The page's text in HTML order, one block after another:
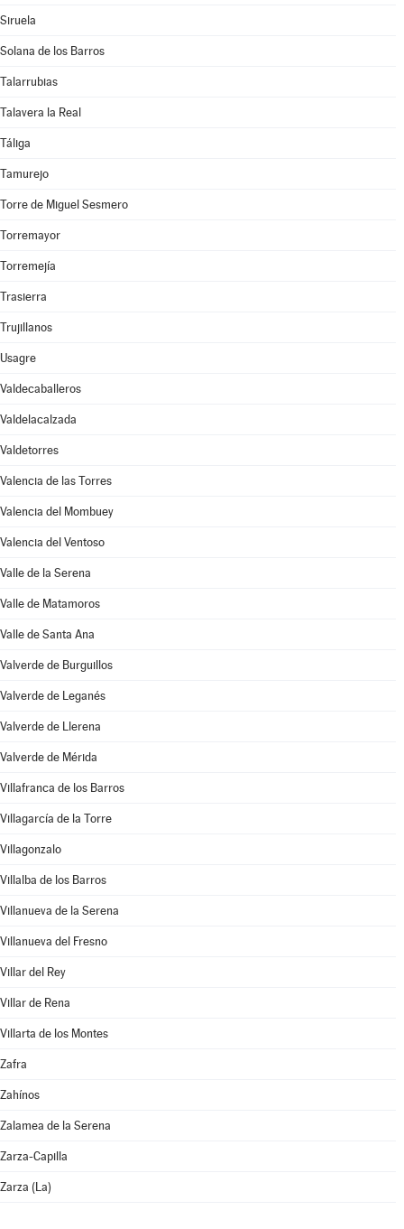
Siruela
Solana de los Barros
Talarrubias
Talavera la Real
Táliga
Tamurejo
Torre de Miguel Sesmero
Torremayor
Torremejía
Trasierra
Trujillanos
Usagre
Valdecaballeros
Valdelacalzada
Valdetorres
Valencia de las Torres
Valencia del Mombuey
Valencia del Ventoso
Valle de la Serena
Valle de Matamoros
Valle de Santa Ana
Valverde de Burguillos
Valverde de Leganés
Valverde de Llerena
Valverde de Mérida
Villafranca de los Barros
Villagarcía de la Torre
Villagonzalo
Villalba de los Barros
Villanueva de la Serena
Villanueva del Fresno
Villar del Rey
Villar de Rena
Villarta de los Montes
Zafra
Zahínos
Zalamea de la Serena
Zarza-Capilla
Zarza (La)